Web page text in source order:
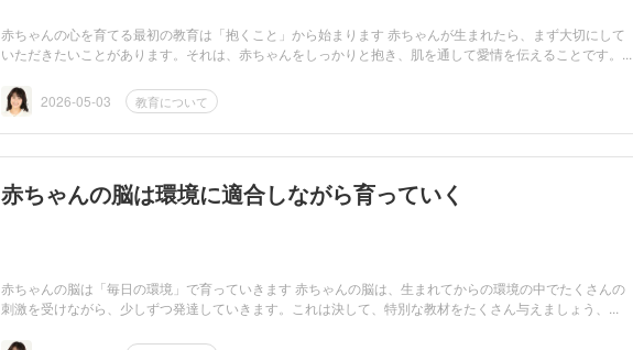
赤ちゃんの心を育てる最初の教育は「抱くこと」から始まります 赤ちゃんが生まれたら、まず大切にして
いただきたいことがあります。それは、赤ちゃんをしっかりと抱き、肌を通して愛情を伝えることです。...
2026-05-03 教育について
赤ちゃんの脳は環境に適合しながら育っていく
赤ちゃんの脳は「毎日の環境」で育っていきます 赤ちゃんの脳は、生まれてからの環境の中でたくさんの
刺激を受けながら、少しずつ発達していきます。これは決して、特別な教材をたくさん与えましょう、...